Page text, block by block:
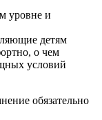
уровне и
детям
о чем
условий
обязательно